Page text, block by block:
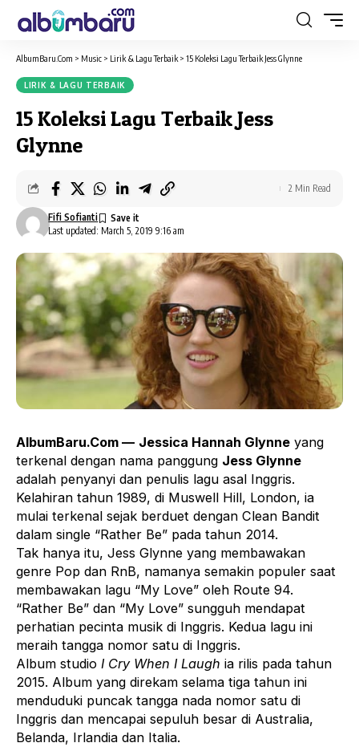
AlbumBaru.Com > Music > Lirik & Lagu Terbaik > 15 Koleksi Lagu Terbaik Jess Glynne
LIRIK & LAGU TERBAIK
15 Koleksi Lagu Terbaik Jess
Glynne
Last updated: March 5, 2019 9:16 am
Fifi Sofianti
2 Min Read
AlbumBaru.Com — Jessica Hannah Glynne yang
terkenal dengan nama panggung Jess Glynne
adalah penyanyi dan penulis lagu asal Inggris.
Kelahiran tahun 1989, di Muswell Hill, London, ia
mulai terkenal sejak berduet dengan Clean Bandit
dalam single “Rather Be” pada tahun 2014.
Tak hanya itu, Jess Glynne yang membawakan
genre Pop dan RnB, namanya semakin populer saat
membawakan lagu “My Love” oleh Route 94.
“Rather Be” dan “My Love” sungguh mendapat
perhatian pecinta musik di Inggris. Kedua lagu ini
meraih tangga nomor satu di Inggris.
Album studio I Cry When I Laugh ia rilis pada tahun
2015. Album yang direkam selama tiga tahun ini
menduduki puncak tangga nada nomor satu di
Inggris dan mencapai sepuluh besar di Australia,
Belanda, Irlandia dan Italia.